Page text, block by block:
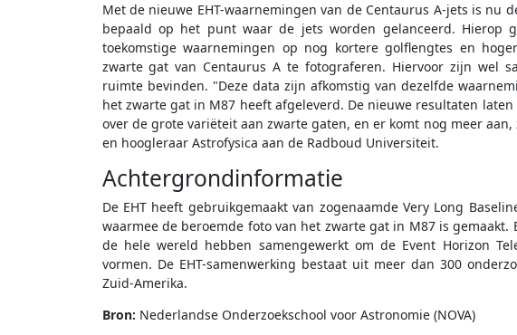
Met de nieuwe EHT-waarnemingen van de Centaurus A-jets is nu
bepaald op het punt waar de jets worden gelanceerd. Hierop
toekomstige waarnemingen op nog kortere golflengtes en
zwarte gat van Centaurus A te fotograferen. Hiervoor zijn wel
ruimte bevinden. "Deze data zijn afkomstig van dezelfde
het zwarte gat in M87 heeft afgeleverd. De nieuwe resultaten
over de grote variëteit aan zwarte gaten, en er komt nog meer aan,
en hoogleraar Astrofysica aan de Radboud Universiteit.
Achtergrondinformatie
De EHT heeft gebruikgemaakt van zogenaamde Very Long
waarmee de beroemde foto van het zwarte gat in M87 is gemaakt.
de hele wereld hebben samengewerkt om de Event Horizon
vormen. De EHT-samenwerking bestaat uit meer dan 300
Zuid-Amerika.
Bron: Nederlandse Onderzoekschool voor Astronomie (NOVA)